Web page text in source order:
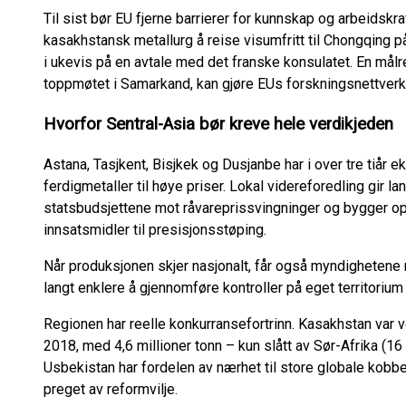
Til sist bør EU fjerne barrierer for kunnskap og
kasakhstansk metallurg å reise visumfritt til Chongqing
i ukevis på en avtale med det franske konsulatet. En
toppmøtet i Samarkand, kan gjøre EUs
Hvorfor Sentral-Asia bør kreve hele verdikjeden
Astana, Tasjkent, Bisjkek og Dusjanbe har i over tre tiår
ferdigmetaller til høye priser. Lokal videreforedling gir
statsbudsjettene mot råvareprissvingninger og bygger
innsatsmidler til presisjonsstøping.
Når produksjonen skjer nasjonalt, får også
langt enklere å gjennomføre kontroller på eget
Regionen har reelle konkurransefortrinn. Kasakhstan
2018, med 4,6 millioner tonn – kun slått av Sør-Afrika
Usbekistan har fordelen av nærhet til store globale
preget av reformvilje.